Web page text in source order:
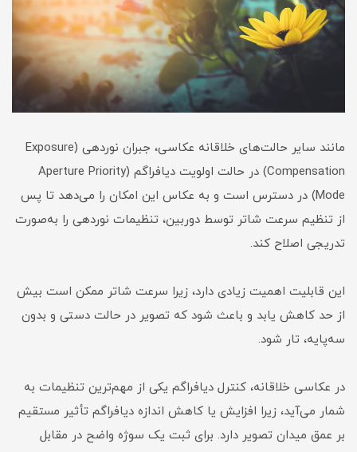
مانند سایر حالت‌های خلاقانه عکاسی، جبران نوردهی (Exposure
Compensation) در حالت اولویت دیافراگم (Aperture Priority
Mode) در دسترس است و به عکاس این امکان را می‌دهد تا پس
از تنظیم سرعت شاتر توسط دوربین، تنظیمات نوردهی را به‌صورت
تدریجی اصلاح کند.
این قابلیت اهمیت زیادی دارد، زیرا سرعت شاتر ممکن است بیش
از حد کاهش یابد و باعث شود که تصویر در حالت دستی و بدون
سه‌پایه، تار شود.
در عکاسی خلاقانه، کنترل دیافراگم یکی از مهم‌ترین تنظیمات به
شمار می‌آید، زیرا افزایش یا کاهش اندازه دیافراگم تأثیر مستقیم
بر عمق میدان تصویر دارد. برای ثبت یک سوژه واضح در مقابل